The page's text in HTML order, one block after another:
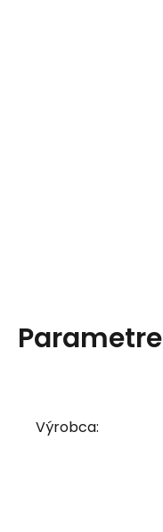
Parametre
Výrobca: